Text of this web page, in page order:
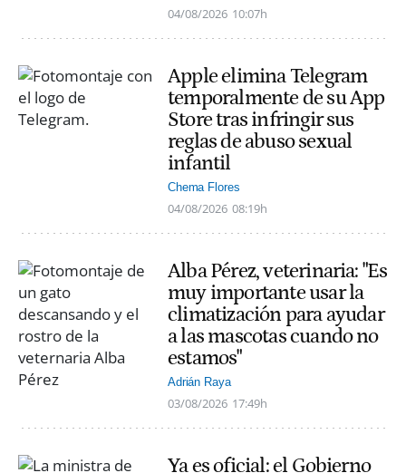
04/08/2026 10:07h
Apple elimina Telegram
temporalmente de su App
Store tras infringir sus
reglas de abuso sexual
infantil
Chema Flores
04/08/2026 08:19h
Alba Pérez, veterinaria: "Es
muy importante usar la
climatización para ayudar
a las mascotas cuando no
estamos"
Adrián Raya
03/08/2026 17:49h
Ya es oficial: el Gobierno